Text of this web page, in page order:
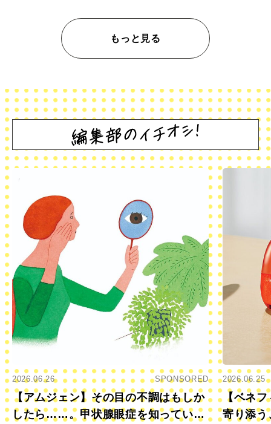
もっと見る
2026.06.26 SPONSORED
【アムジェン】その目の不調はもしか
したら……。甲状腺眼症を知っていま
2026.06.25
【ベネフ
寄り添う